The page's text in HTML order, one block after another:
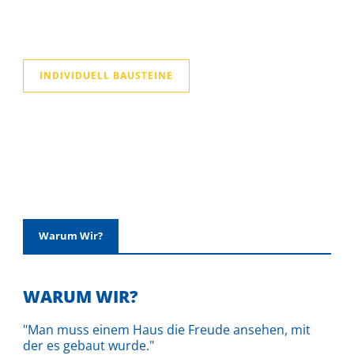
INDIVIDUELL BAUSTEINE
Warum Wir?
WARUM WIR?
"Man muss einem Haus die Freude ansehen, mit
der es gebaut wurde."